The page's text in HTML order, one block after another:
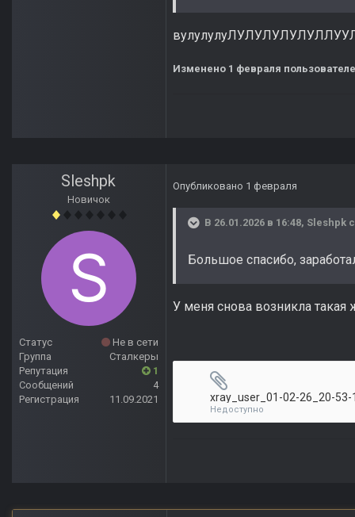
Изменено 1 февраля
Sleshpk
Новичок
Статус
Не в сети
Группа
Сталкеры
Репутация
1
Сообщений
4
Регистрация
11.09.2021
Опубликовано 1 февраля
В 26.01.2026 в 16:48, Sleshpk
Большое спасибо,
У меня снова возникла такая
xray_user_01-02-26_20-53-
Недоступно